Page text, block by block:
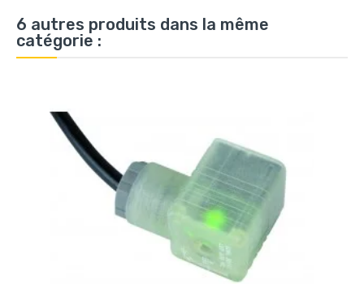
6 autres produits dans la même
catégorie :